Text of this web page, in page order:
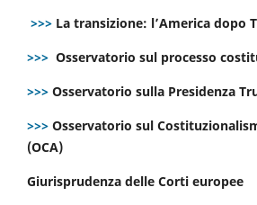
>>> La transizione: l’America dopo
>>> Osservatorio sul processo
>>> Osservatorio sulla Presidenza
>>> Osservatorio sul
(OCA)
Giurisprudenza delle Corti europee